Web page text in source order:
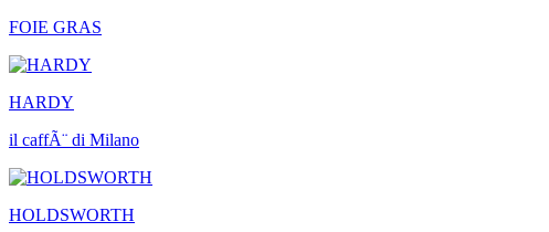
FOIE GRAS
HARDY
il caffÃ¨ di Milano
HOLDSWORTH